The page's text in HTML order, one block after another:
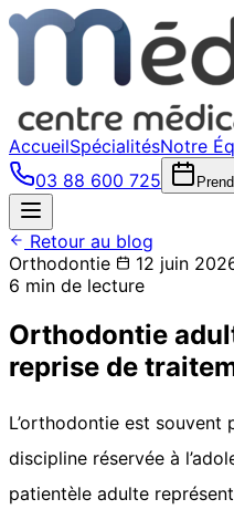
AccueilSpécialitésNotre
03 88 600 725
Retour au blog
Orthodontie
12 juin
6 min de lecture
Orthodontie
reprise de
L’orthodontie est
discipline réservée à
patientèle adulte